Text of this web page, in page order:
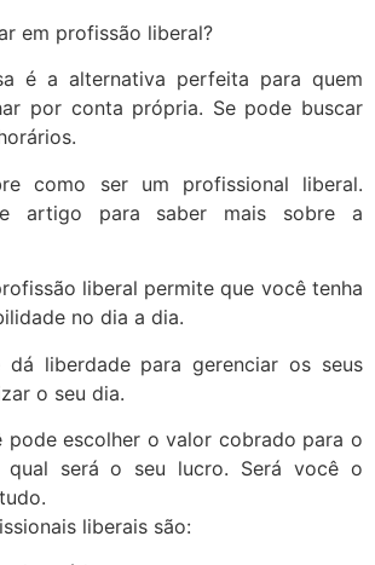
em profissão liberal?
é a alternativa perfeita para quem
por conta própria. Se pode buscar
como ser um profissional liberal.
artigo para saber mais sobre a
liberal permite que você tenha
no dia a dia.
dá liberdade para gerenciar os seus
o seu dia.
pode escolher o valor cobrado para o
qual será o seu lucro. Será você o
liberais são: